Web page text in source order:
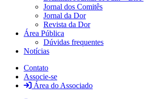
Jornal dos Comitês
Jornal da Dor
Revista da Dor
Área Pública
Dúvidas frequentes
Notícias
Contato
Associe-se
Área do Associado